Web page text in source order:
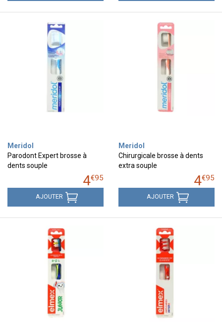
Meridol
Parodont Expert brosse à
dents souple
4€95
AJOUTER
Meridol
Chirurgicale brosse à dents
extra souple
4€95
AJOUTER